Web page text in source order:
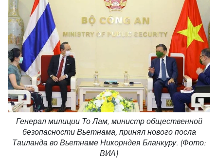
Генерал милиции То Лам, министр общественной
безопасности Вьетнама, принял нового посла
Таиланда во Вьетнаме Никорндея Бланкуру. (Фото:
ВИА)